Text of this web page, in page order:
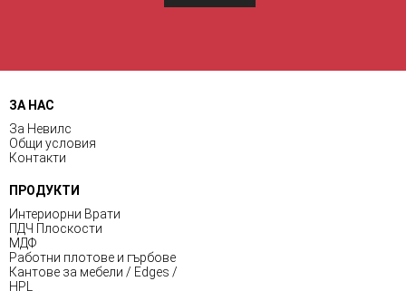
ЗА НАС
За Невилс
Общи условия
Контакти
ПРОДУКТИ
Интериорни Врати
ПДЧ Плоскости
МДФ
Работни плотове и гърбове
Кантове за мебели / Edges /
HPL